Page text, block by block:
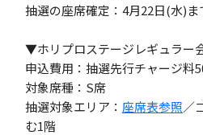
抽選の座席確定：4月22日(水)
▼ホリプロステージレギュラー
申込費用：抽選先行チャージ料
対象席種：S席
抽選対象エリア： 座席表参照／
む1階